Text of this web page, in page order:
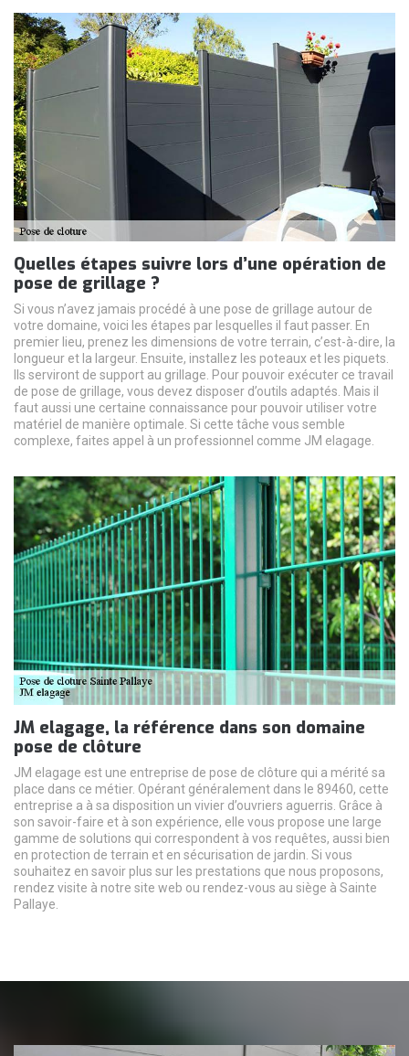
Quelles étapes suivre lors d’une opération de
pose de grillage ?
Si vous n’avez jamais procédé à une pose de grillage autour de
votre domaine, voici les étapes par lesquelles il faut passer. En
premier lieu, prenez les dimensions de votre terrain, c’est-à-dire, la
longueur et la largeur. Ensuite, installez les poteaux et les piquets.
Ils serviront de support au grillage. Pour pouvoir exécuter ce travail
de pose de grillage, vous devez disposer d’outils adaptés. Mais il
faut aussi une certaine connaissance pour pouvoir utiliser votre
matériel de manière optimale. Si cette tâche vous semble
complexe, faites appel à un professionnel comme JM elagage.
JM elagage, la référence dans son domaine
pose de clôture
JM elagage est une entreprise de pose de clôture qui a mérité sa
place dans ce métier. Opérant généralement dans le 89460, cette
entreprise a à sa disposition un vivier d’ouvriers aguerris. Grâce à
son savoir-faire et à son expérience, elle vous propose une large
gamme de solutions qui correspondent à vos requêtes, aussi bien
en protection de terrain et en sécurisation de jardin. Si vous
souhaitez en savoir plus sur les prestations que nous proposons,
rendez visite à notre site web ou rendez-vous au siège à Sainte
Pallaye.